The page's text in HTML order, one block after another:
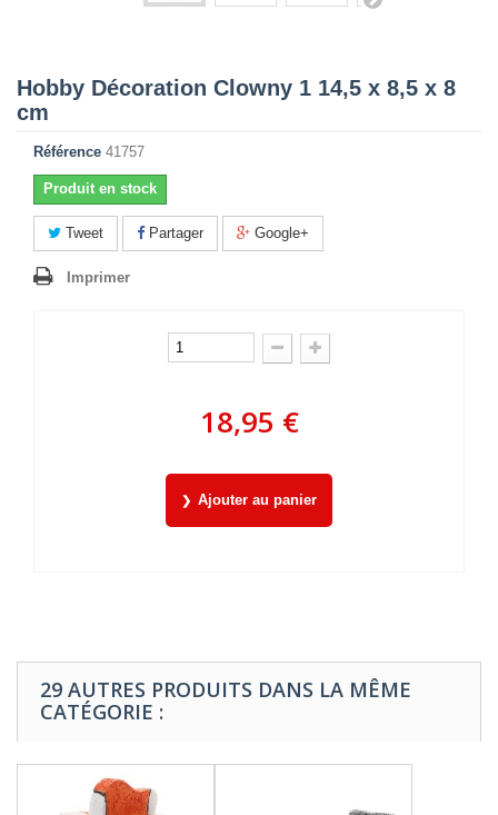
Hobby Décoration Clowny 1 14,5 x 8,5 x 8
cm
Référence 41757
Produit en stock
Tweet Partager Google+
Imprimer
18,95 €
Ajouter au panier
29 AUTRES PRODUITS DANS LA MÊME
CATÉGORIE :